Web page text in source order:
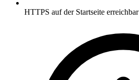
HTTPS auf der Startseite erreichbar